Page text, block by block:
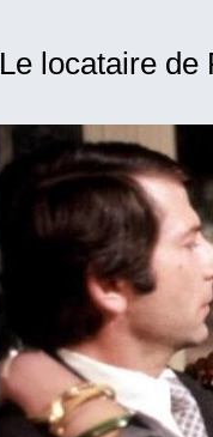
Le locataire de